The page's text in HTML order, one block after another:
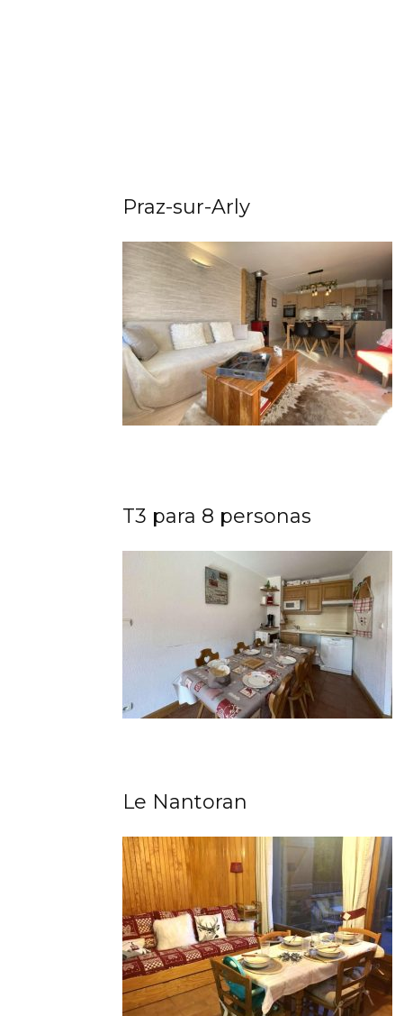
Praz-sur-Arly
T3 para 8 personas
Le Nantoran